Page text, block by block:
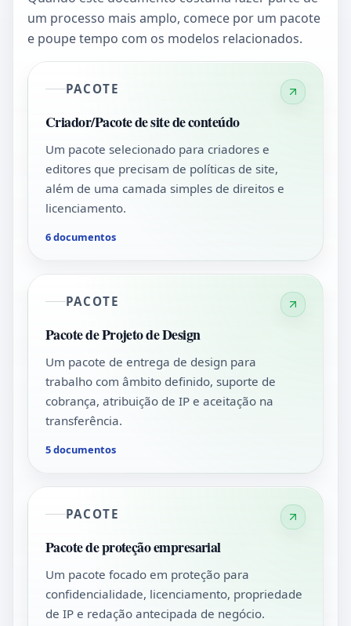
um processo mais amplo, comece por um pacote
e poupe tempo com os modelos relacionados.
PACOTE
Criador/Pacote de site de conteúdo
Um pacote selecionado para criadores e
editores que precisam de políticas de site,
além de uma camada simples de direitos e
licenciamento.
6 documentos
PACOTE
Pacote de Projeto de Design
Um pacote de entrega de design para
trabalho com âmbito definido, suporte de
cobrança, atribuição de IP e aceitação na
transferência.
5 documentos
PACOTE
Pacote de proteção empresarial
Um pacote focado em proteção para
confidencialidade, licenciamento, propriedade
de IP e redação antecipada de negócio.